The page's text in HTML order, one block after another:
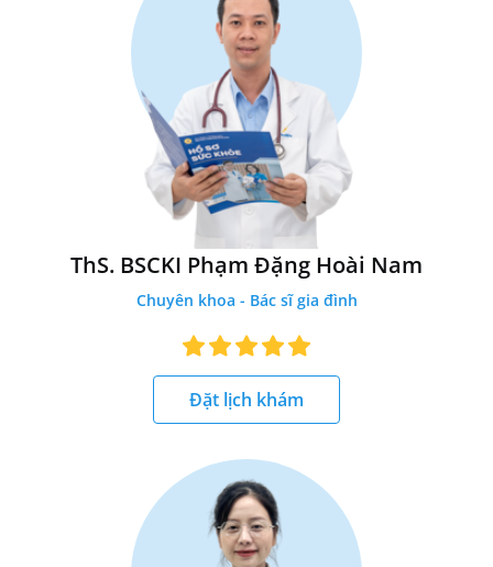
ThS. BSCKI Phạm Đặng Hoài Nam
Chuyên khoa - Bác sĩ gia đình
Đặt lịch khám